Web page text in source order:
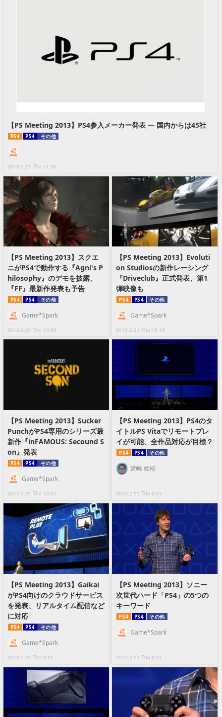
【PS Meeting 2013】PS4参入メーカー発表 ― 国内からは45社
PS4 PS4 その他
2013.2.21 Thu 11:00
【PS Meeting 2013】スクエ
ニがPS4で動作する『Agni's P
hilosophy』のデモを披露、
『FF』最新作発表も予告
PS4 PS4 その他
2013.2.21 Thu 10:56
Game*Spark
【PS Meeting 2013】Evoluti
on Studiosの新作レーシング
『Driveclub』正式発表、第1
弾映像も
PS4 PS4 その他
2013.2.21 Thu 10:16
Game*Spark
【PS Meeting 2013】Sucker
PunchがPS4専用のシリーズ最
新作『inFAMOUS: Secound S
on』発表
PS4 PS4 その他
2013.2.21 Thu 10:05
Game*Spark
【PS Meeting 2013】PS4のタ
イトルPS Vitaでリモートプレ
イが可能、全作品対応が目標？
PS4 PS4 その他
2013.2.21 Thu 9:47
宮崎 紘輔
【PS Meeting 2013】Gaikai
がPS4向けのクラウドサービス
を発表、リアルタイム配信など
に対応
PS4 PS4 その他
2013.2.21 Thu 9:25
Game*Spark
【PS Meeting 2013】ソニー
次世代ハード「PS4」の5つの
キーワード
PS4 PS4 その他
2013.2.21 Thu 9:01
Game*Spark